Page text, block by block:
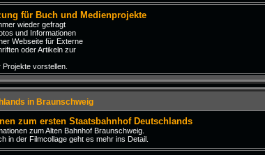
für Buch und Medienprojekte
wieder gefragt
und Informationen
Webseite für Externe
oder Artikeln zur
vorstellen.
in Braunschweig
zum ersten Staatsbahnhof Deutschlands
zum Alten Bahnhof Braunschweig.
in der Filmcollage geht es mehr ins Detail.